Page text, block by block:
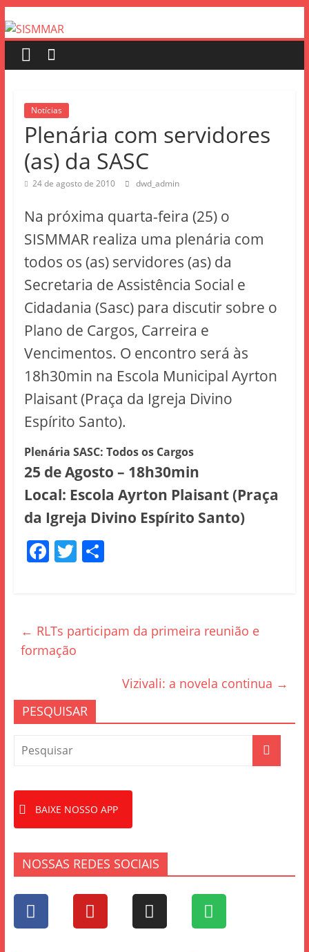
Notícias
Plenária com servidores
(as) da SASC
24 de agosto de 2010 dwd_admin
Na próxima quarta-feira (25) o
SISMMAR realiza uma plenária com
todos os (as) servidores (as) da
Secretaria de Assistência Social e
Cidadania (Sasc) para discutir sobre o
Plano de Cargos, Carreira e
Vencimentos. O encontro será às
18h30min na Escola Municipal Ayrton
Plaisant (Praça da Igreja Divino
Espírito Santo).
Plenária SASC: Todos os Cargos
25 de Agosto – 18h30min
Local: Escola Ayrton Plaisant (Praça
da Igreja Divino Espírito Santo)
F
b
o
k
T S
← RLTs participam da primeira reunião e
formação
Vizivali: a novela continua →
PESQUISAR
BAIXE NOSSO APP
NOSSAS REDES SOCIAIS